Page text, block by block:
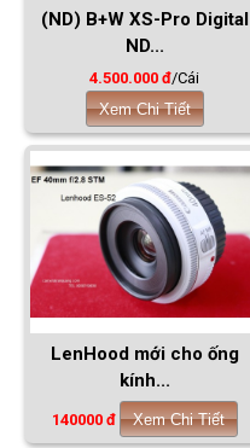
(ND) B+W XS-Pro Digital
ND...
4.500.000 đ/Cái
Xem Chi Tiết
LenHood mới cho ống
kính...
140000 đ Xem Chi Tiết